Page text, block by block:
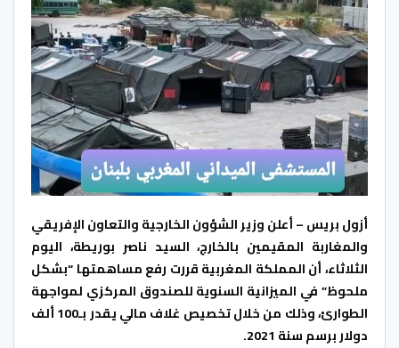
أزول بريس – أعلن وزير الشؤون الخارجية والتعاون الإفريقي
والمغاربة المقيمين بالخارج، السيد ناصر بوريطة، اليوم
الثلاثاء، أن المملكة المغربية قررت رفع مساهمتها “بشكل
ملحوظ” في الميزانية السنوية للصندوق المركزي لمواجهة
الطوارئ، وذلك من خلال تخصيص غلاف مالي يقدر بـ100 ألف
دولار برسم سنة 2021.